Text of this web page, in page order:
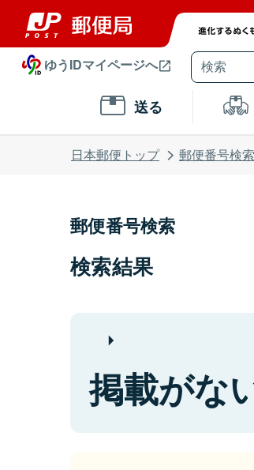
ゆうIDマイページへ
送る
日本郵便トップ 郵便番号検索
郵便番号検索
検索結果
掲載がな